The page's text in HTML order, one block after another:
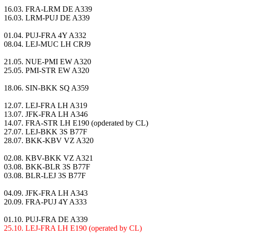
16.03. FRA-LRM DE A339
16.03. LRM-PUJ DE A339
01.04. PUJ-FRA 4Y A332
08.04. LEJ-MUC LH CRJ9
21.05. NUE-PMI EW A320
25.05. PMI-STR EW A320
18.06. SIN-BKK SQ A359
12.07. LEJ-FRA LH A319
13.07. JFK-FRA LH A346
14.07. FRA-STR LH E190 (opderated by CL)
27.07. LEJ-BKK 3S B77F
28.07. BKK-KBV VZ A320
02.08. KBV-BKK VZ A321
03.08. BKK-BLR 3S B77F
03.08. BLR-LEJ 3S B77F
04.09. JFK-FRA LH A343
20.09. FRA-PUJ 4Y A333
01.10. PUJ-FRA DE A339
25.10. LEJ-FRA LH E190 (operated by CL)